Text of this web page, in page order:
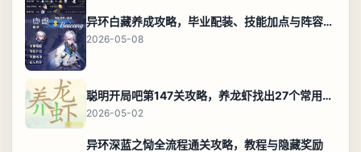
异环白藏养成攻略，毕业配装、技能加点与阵容搭配保姆级解析
2026-05-08
聪明开局吧第147关攻略，养龙虾找出27个常用字通关答案
2026-05-02
异环深蓝之恸全流程通关攻略，教程与隐藏奖励